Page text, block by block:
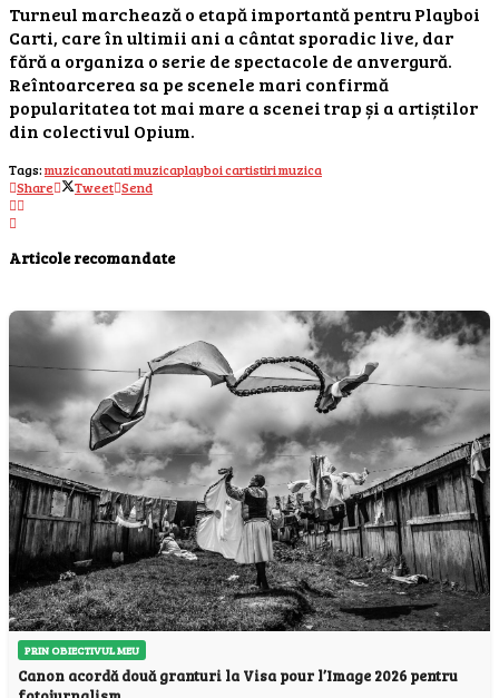
Turneul marchează o etapă importantă pentru Playboi
Carti, care în ultimii ani a cântat sporadic live, dar
fără a organiza o serie de spectacole de anvergură.
Reîntoarcerea sa pe scenele mari confirmă
popularitatea tot mai mare a scenei trap și a artiștilor
din colectivul Opium.
Tags:muzicanoutati muzicaplayboi cartistiri muzica
Share
Tweet Send
Articole recomandate
PRIN OBIECTIVUL MEU
Canon acordă două granturi la Visa pour l’Image 2026 pentru